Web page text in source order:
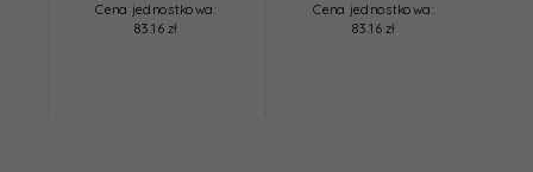
Cena jednostkowa:
83.16 zł
Cena jednostkowa:
83.16 zł